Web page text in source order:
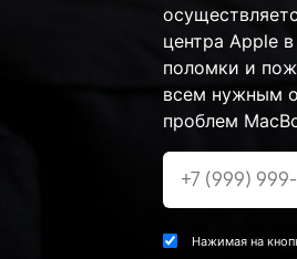
центра Apple
поломки и
всем нужным
проблем
Нажимая на